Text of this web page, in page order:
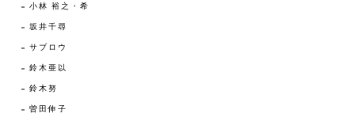
小林 裕之・希
坂井千尋
サブロウ
鈴木亜以
鈴木努
曽田伸子